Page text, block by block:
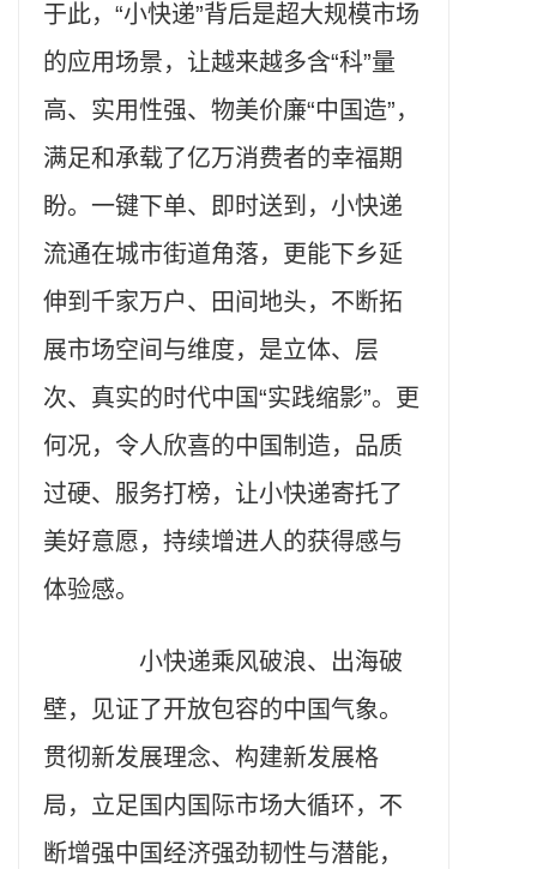
于此，“小快递”背后是超大规模市场
的应用场景，让越来越多含“科”量
高、实用性强、物美价廉“中国造”，
满足和承载了亿万消费者的幸福期
盼。一键下单、即时送到，小快递
流通在城市街道角落，更能下乡延
伸到千家万户、田间地头，不断拓
展市场空间与维度，是立体、层
次、真实的时代中国“实践缩影”。更
何况，令人欣喜的中国制造，品质
过硬、服务打榜，让小快递寄托了
美好意愿，持续增进人的获得感与
体验感。
小快递乘风破浪、出海破
壁，见证了开放包容的中国气象。
贯彻新发展理念、构建新发展格
局，立足国内国际市场大循环，不
断增强中国经济强劲韧性与潜能，